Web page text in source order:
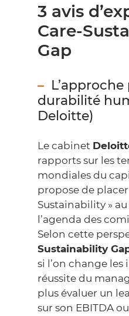
3 avis
Care-
Gap
L’approche
durabilité
Deloitte)
Le cabinet
rapports sur les
mondiales du
propose de
Sustainability »
l’agenda des
Selon cette
Sustainability
si l’on change
réussite du
plus évaluer un
sur son EBITDA